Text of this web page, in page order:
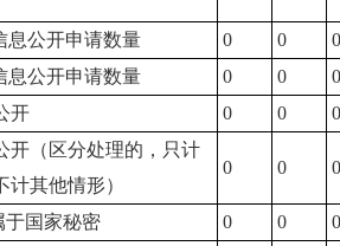
息公开申请数量 0 0
0
息公开申请数量
0 0 0
开 0 0
0
开（区分处理的，只计
其他情形）
0 0 0
于国家秘密 0 0
0